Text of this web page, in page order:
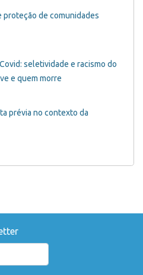
proteção de comunidades
seletividade e racismo do
e quem morre
prévia no contexto da